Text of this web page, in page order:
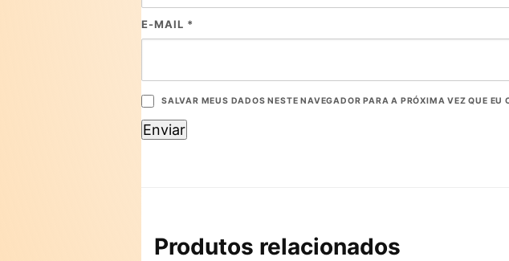
E-MAIL *
SALVAR MEUS DADOS NESTE NAVEGADOR PARA A PRÓXIMA VEZ QUE EU
Produtos relacionados